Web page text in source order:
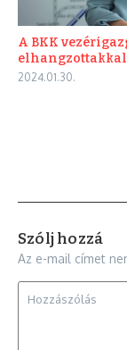
A BKK
elhangzottakkal
2024.01.30.
Szólj hozzá
Az e-mail címet